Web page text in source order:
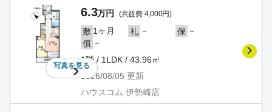
写真を見る
6.3万円 (共益費 4,000円)
敷 1ヶ月 礼 － 保 －
償 －
1階 / 1LDK / 43.96㎡
2026/08/05 更新
ハウスコム 伊勢崎店